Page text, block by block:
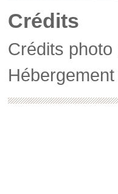
Crédits
Crédits photo